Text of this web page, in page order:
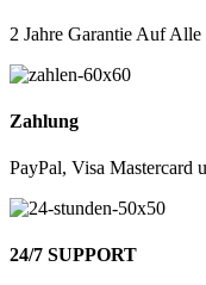
2 Jahre Garantie Auf
Zahlung
PayPal, Visa Mastercard
24/7 SUPPORT